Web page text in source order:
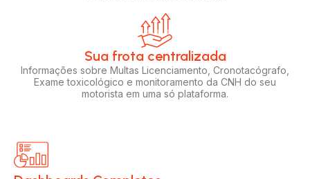
Sua frota centralizada​
Informações sobre Multas Licenciamento, Cronotacógrafo,
Exame toxicológico e monitoramento da CNH do seu
motorista em uma só plataforma.